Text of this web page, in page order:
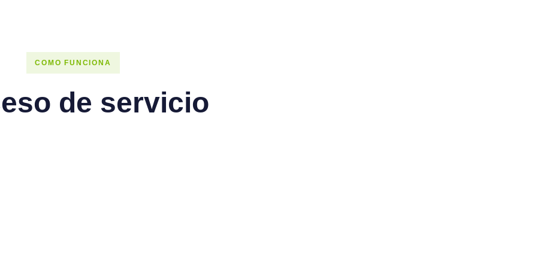
COMO FUNCIONA
de servicio